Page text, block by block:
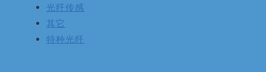
光纤传感
其它
特种光纤